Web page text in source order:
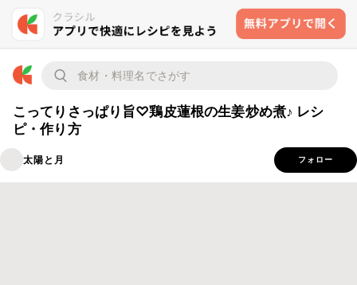
こってりさっぱり旨♡鶏皮蓮根の生姜炒め煮♪ レシ
ピ・作り方
太陽と月 フォロー